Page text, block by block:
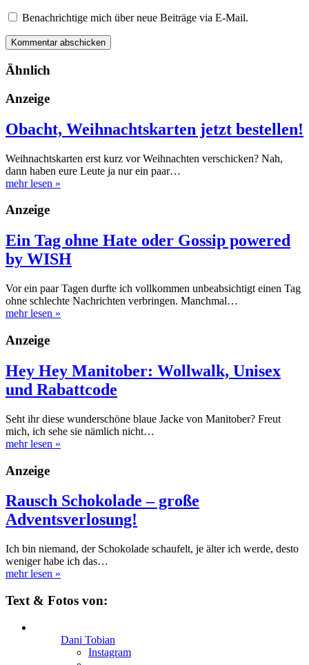
Benachrichtige mich über neue Beiträge via E-Mail.
Ähnlich
Anzeige
Obacht, Weihnachtskarten jetzt bestellen!
Weihnachtskarten erst kurz vor Weihnachten verschicken? Nah,
dann haben eure Leute ja nur ein paar…
mehr lesen »
Anzeige
Ein Tag ohne Hate oder Gossip powered
by WISH
Vor ein paar Tagen durfte ich vollkommen unbeabsichtigt einen Tag
ohne schlechte Nachrichten verbringen. Manchmal…
mehr lesen »
Anzeige
Hey Hey Manitober: Wollwalk, Unisex
und Rabattcode
Seht ihr diese wunderschöne blaue Jacke von Manitober? Freut
mich, ich sehe sie nämlich nicht…
mehr lesen »
Anzeige
Rausch Schokolade – große
Adventsverlosung!
Ich bin niemand, der Schokolade schaufelt, je älter ich werde, desto
weniger habe ich das…
mehr lesen »
Text & Fotos von:
Dani Tobian
Instagram